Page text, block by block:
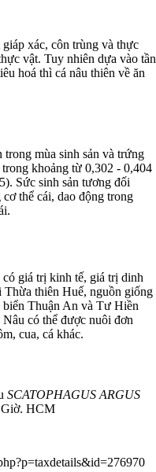
xác, côn trùng và thực
vật. Tuy nhiên dựa vào tần
hoá thì cá nâu thiên về ăn
trong mùa sinh sản và trứng
khoảng từ 0,302 - 0,404
Sức sinh sản tương đối
thể cái, dao động trong
giá trị kinh tế, giá trị dinh
thiên Huế, nguồn giống
Thuận An và Tư Hiền
có thể được nuôi đơn
cua, cá khác.
SCATOPHAGUS ARGUS
Giờ. HCM